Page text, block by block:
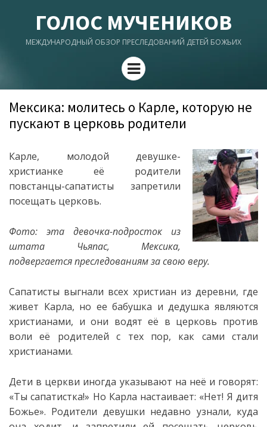
ГОЛОС МУЧЕНИКОВ
МЕЖДУНАРОДНЫЙ ОБЗОР ПРЕСЛЕДОВАНИЙ ДЕТЕЙ БОЖЬИХ
Menu
Мексика: молитесь о Карле, которую не
пускают в церковь родители
Карле, молодой девушке-
христианке её родители
повстанцы-сапатисты запретили
посещать церковь.
Фото: эта девочка-подросток из
штата Чьяпас, Мексика,
подвергается преследованиям за свою веру.
Сапатисты выгнали всех христиан из деревни, где
живет Карла, но ее бабушка и дедушка являются
христианами, и они водят её в церковь против
воли её родителейс тех пор, как сами стали
христианами.
Дети в церкви иногда указывают на неё и говорят:
«Ты сапатистка!» Но Карла настаивает: «Нет! Я дитя
Божье». Родители девушки недавно узнали, куда